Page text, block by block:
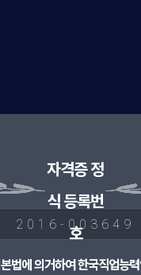
자격증 정
식 등록번
호
2016-003649
법에 의거하여 한국직업능력